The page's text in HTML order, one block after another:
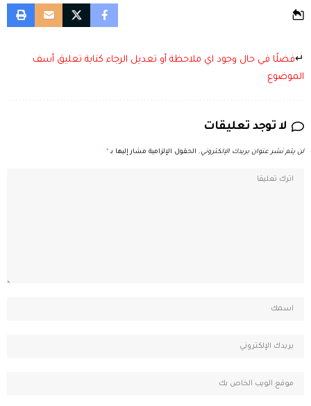
↵فضلًا في حال وجود اي ملاحظة أو تعديل الرجاء كتابة تعليق أسف
الموضوع
لا توجد تعليقات
لن يتم نشر عنوان بريدك الإلكتروني. الحقول الإلزامية مشار إليها بـ *